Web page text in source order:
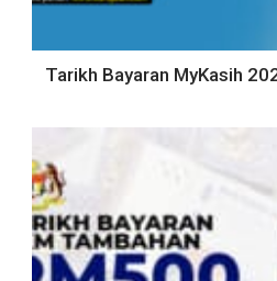
Tarikh Bayaran MyKasih